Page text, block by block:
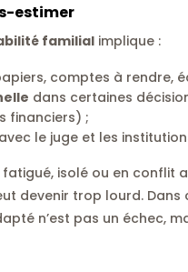
estimer
familial implique :
comptes à rendre,
dans certaines
financiers) ;
avec le juge et les
isolé ou en conflit
devenir trop lourd. Dans
n’est pas un échec,